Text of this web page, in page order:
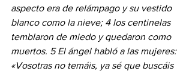
aspecto era de relámpago y su vestido
blanco como la nieve; 4 los centinelas
temblaron de miedo y quedaron como
muertos. 5 El ángel habló a las mujeres:
«Vosotras no temáis, ya sé que buscáis